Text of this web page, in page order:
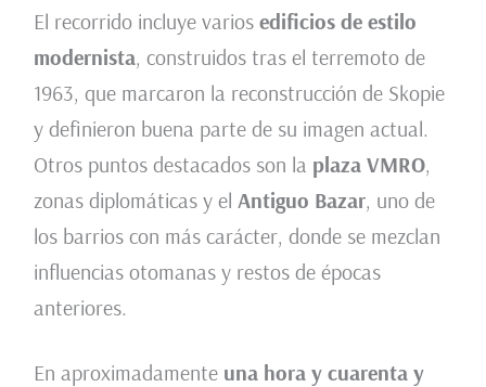
El recorrido incluye varios edificios de estilo
modernista, construidos tras el terremoto de
1963, que marcaron la reconstrucción de Skopie
y definieron buena parte de su imagen actual.
Otros puntos destacados son la plaza VMRO,
zonas diplomáticas y el Antiguo Bazar, uno de
los barrios con más carácter, donde se mezclan
influencias otomanas y restos de épocas
anteriores.
En aproximadamente una hora y cuarenta y